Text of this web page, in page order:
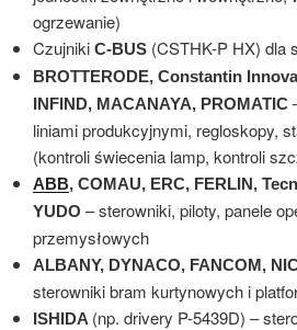
ogrzewanie)
Czujniki C-BUS (CSTHK-P HX) dla
BROTTERODE, Constantin
INFIND, MACANAYA, PROMATIC
liniami produkcyjnymi, regloskopy,
(kontroli świecenia lamp, kontroli
ABB, COMAU, ERC, FERLIN,
YUDO – sterowniki, piloty, panele
przemysłowych
ALBANY, DYNACO, FANCOM,
sterowniki bram kurtynowych i
ISHIDA (np. drivery P-5439D) –